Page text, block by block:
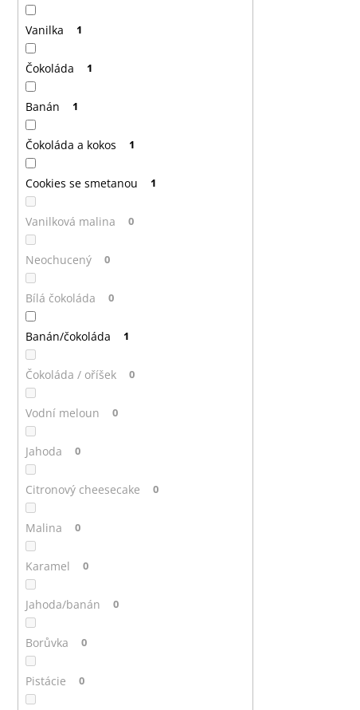
Vanilka 1
Čokoláda 1
Banán 1
Čokoláda a kokos 1
Cookies se smetanou 1
Vanilková malina 0
Neochucený 0
Bílá čokoláda 0
Banán/čokoláda 1
Čokoláda / oříšek 0
Vodní meloun 0
Jahoda 0
Citronový cheesecake 0
Malina 0
Karamel 0
Jahoda/banán 0
Borůvka 0
Pistácie 0